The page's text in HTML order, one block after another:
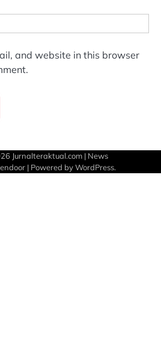
and website in this browser
Jurnalteraktual.com | News
| Powered byWordPress.